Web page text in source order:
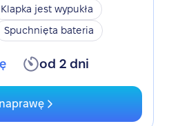
Klapka jest wypukła
Spuchnięta bateria
od 2 dni